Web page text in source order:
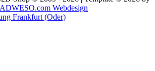
ADWESO.com Webdesign
Frankfurt (Oder)